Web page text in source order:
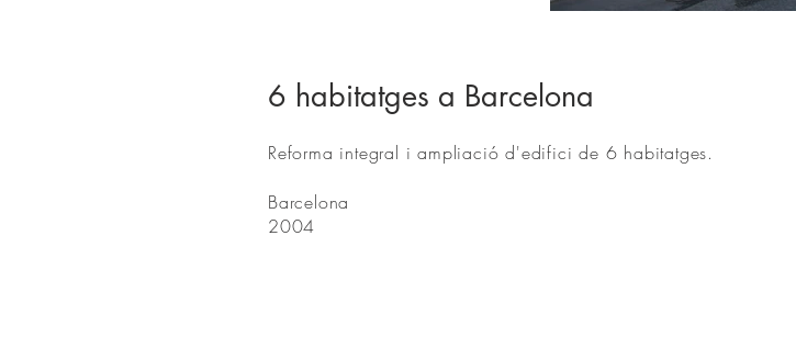
6 habitatges a Barcelona
Reforma integral i ampliació d'edifici de 6 habitatges.
Barcelona
2004